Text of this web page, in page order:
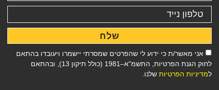
אני מאשר/ת כי ידוע לי שהפרטים שמסרתי יישמרו ויעובדו בהתאם
לחוק הגנת הפרטיות, התשמ"א–1981 (כולל תיקון 13), ובהתאם
למדיניות הפרטיות שלנו.
שלח